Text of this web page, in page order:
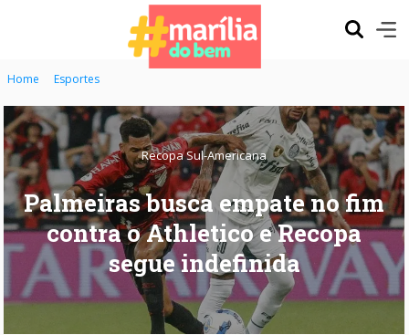
Home Esportes
Recopa Sul-Americana
Palmeiras busca empate no fim
contra o Athletico e Recopa
segue indefinida